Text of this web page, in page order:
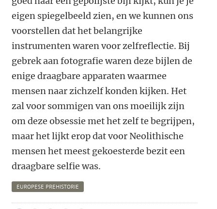
eigen spiegelbeeld zien, en we kunnen ons
voorstellen dat het belangrijke
instrumenten waren voor zelfreflectie. Bij
gebrek aan fotografie waren deze bijlen de
enige draagbare apparaten waarmee
mensen naar zichzelf konden kijken. Het
zal voor sommigen van ons moeilijk zijn
om deze obsessie met het zelf te begrijpen,
maar het lijkt erop dat voor Neolithische
mensen het meest gekoesterde bezit een
draagbare selfie was.
EUROPESE PREHISTORIE